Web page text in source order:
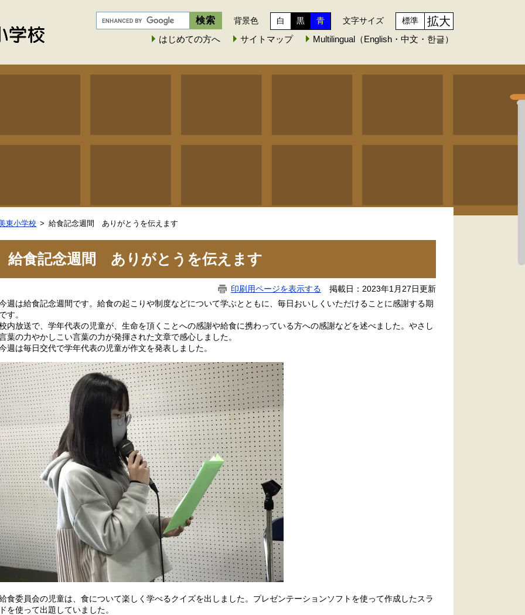
背景色 白 黒 青 文字サイズ 標準 拡大
はじめての方へ サイトマップ Multilingual（English・中文・한글）
東小学校 給食記念週間 ありがとうを伝えます
給食記念週間 ありがとうを伝えます
印刷用ページを表示する 掲載日：2023年1月27日更新
は給食記念週間です。給食の起こりや制度などについて学ぶとともに、毎日おいしくいただけることに感謝する期
す。
放送で、学年代表の児童が、生命を頂くことへの感謝や給食に携わっている方への感謝などを述べました。やさし
葉の力やかしこい言葉の力が発揮された文章で感心しました。
は毎日交代で学年代表の児童が作文を発表しました。
委員会の児童は、食について楽しく学べるクイズを出しました。プレゼンテーションソフトを使って作成したスラ
を使って出題していました。